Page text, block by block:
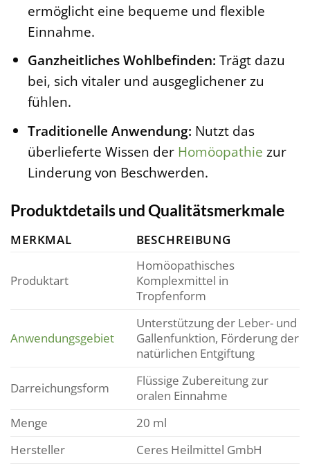
ermöglicht eine bequeme und flexible
Einnahme.
Ganzheitliches Wohlbefinden: Trägt dazu
bei, sich vitaler und ausgeglichener zu
fühlen.
Traditionelle Anwendung: Nutzt das
überlieferte Wissen der Homöopathie zur
Linderung von Beschwerden.
Produktdetails und Qualitätsmerkmale
MERKMAL BESCHREIBUNG
Produktart
Homöopathisches
Komplexmittel in
Tropfenform
Anwendungsgebiet
Unterstützung der Leber- und
Gallenfunktion, Förderung der
natürlichen Entgiftung
Darreichungsform
Flüssige Zubereitung zur
oralen Einnahme
Menge
20 ml
Hersteller
Ceres Heilmittel GmbH